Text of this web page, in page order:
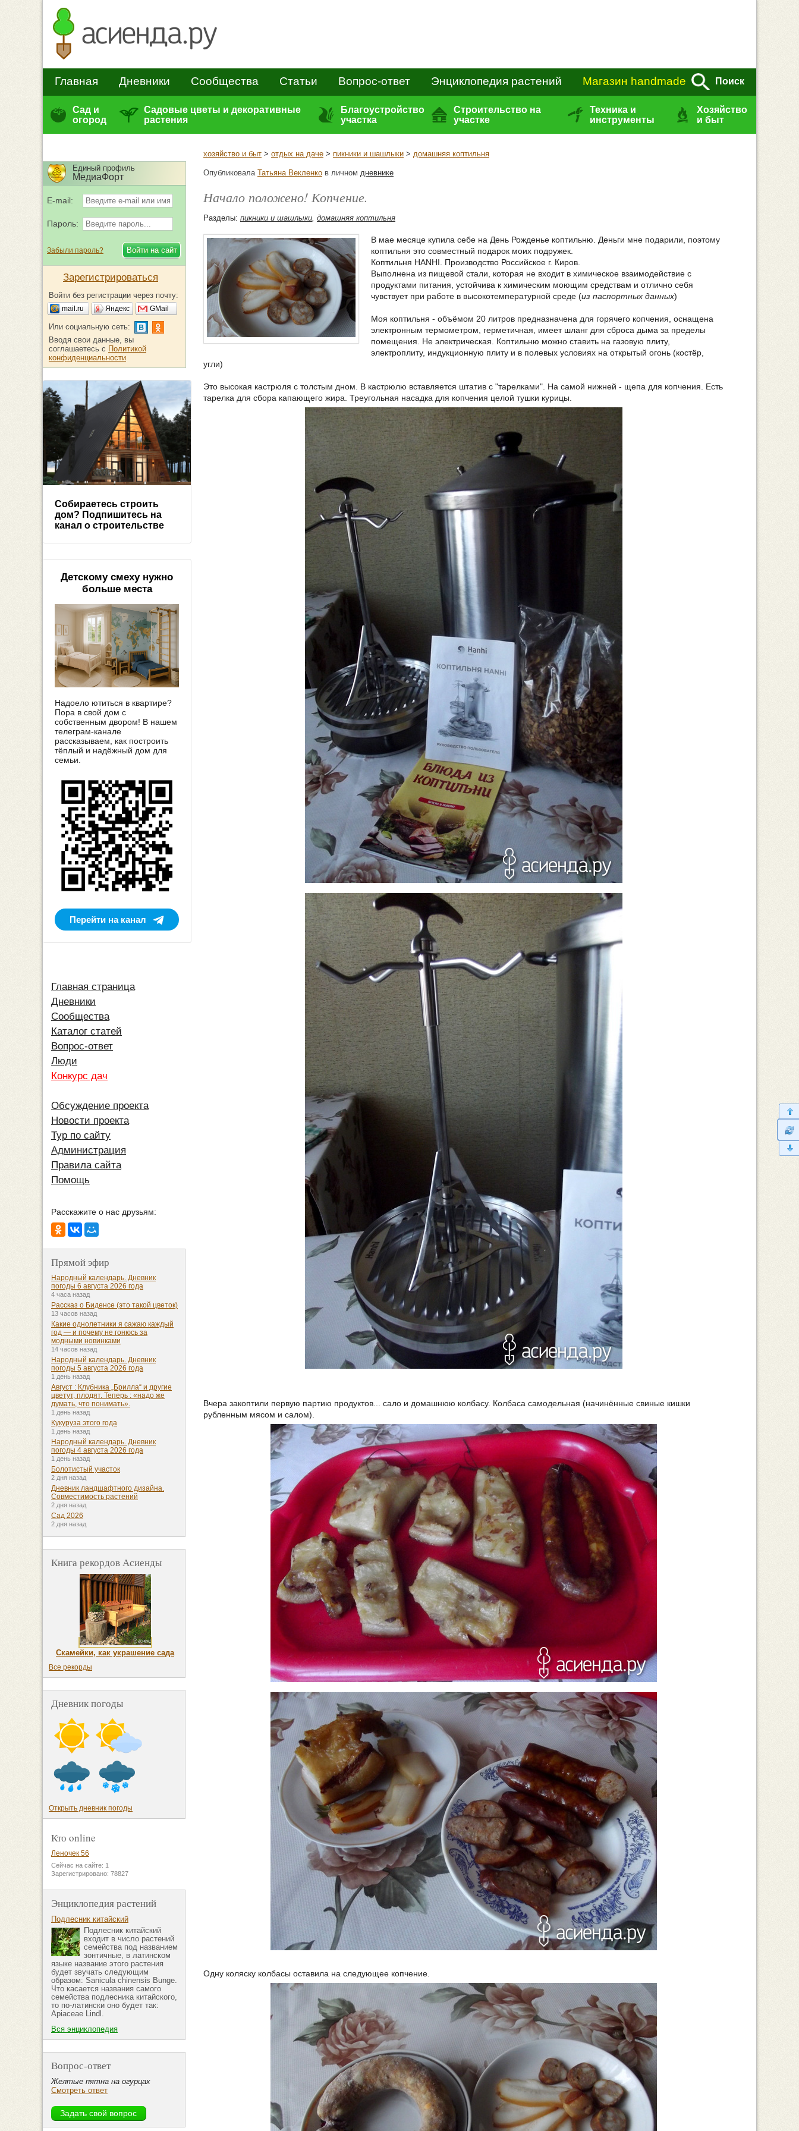
Главная Дневники Сообщества Статьи Вопрос-ответ Энциклопедия растений Магазин handmade Поиск
Сад и
огород
Садовые цветы и декоративные
растения
Благоустройство
участка
Строительство на
участке
Техника и
инструменты
Хозяйство
и быт
хозяйство и быт > отдых на даче > пикники и шашлыки > домашняя коптильня
Опубликовала Татьяна Векленко в личном дневнике
Начало положено! Копчение.
Разделы: пикники и шашлыки, домашняя коптильня
В мае месяце купила себе на День Рожденье коптильню. Деньги мне подарили, поэтому
коптильня это совместный подарок моих подружек.
Коптильня HANHI. Производство Российское г. Киров.
Выполнена из пищевой стали, которая не входит в химическое взаимодействие с
продуктами питания, устойчива к химическим моющим средствам и отлично себя
чувствует при работе в высокотемпературной среде (из паспортных данных)
Моя коптильня - объёмом 20 литров предназначена для горячего копчения, оснащена
электронным термометром, герметичная, имеет шланг для сброса дыма за пределы
помещения. Не электрическая. Коптильню можно ставить на газовую плиту,
электроплиту, индукционную плиту и в полевых условиях на открытый огонь (костёр,
угли)
Это высокая кастрюля с толстым дном. В кастрюлю вставляется штатив с "тарелками". На самой нижней - щепа для копчения. Есть
тарелка для сбора капающего жира. Треугольная насадка для копчения целой тушки курицы.
Вчера закоптили первую партию продуктов... сало и домашнюю колбасу. Колбаса самодельная (начинённые свиные кишки
рубленным мясом и салом).
Одну коляску колбасы оставила на следующее копчение.
Единый профиль
МедиаФорт
E-mail:
Пароль:
Забыли пароль?
Зарегистрироваться
Войти без регистрации через почту:
mail.ru Яндекс GMail
Или социальную сеть:
Вводя свои данные, вы
соглашаетесь с Политикой
конфиденциальности
Собираетесь строить
дом? Подпишитесь на
канал о строительстве
Детскому смеху нужно
больше места
Надоело ютиться в квартире?
Пора в свой дом с
собственным двором! В нашем
телеграм-канале
рассказываем, как построить
тёплый и надёжный дом для
семьи.
Перейти на канал
Главная страница
Дневники
Сообщества
Каталог статей
Вопрос-ответ
Люди
Конкурс дач
Обсуждение проекта
Новости проекта
Тур по сайту
Администрация
Правила сайта
Помощь
Расскажите о нас друзьям:
Прямой эфир
Народный календарь. Дневник
погоды 6 августа 2026 года
4 часа назад
Рассказ о Биденсе (это такой цветок)
13 часов назад
Какие однолетники я сажаю каждый
год — и почему не гонюсь за
модными новинками
14 часов назад
Народный календарь. Дневник
погоды 5 августа 2026 года
1 день назад
Август : Клубника „Брилла“ и другие
цветут, плодят. Теперь : «надо же
думать, что понимать».
1 день назад
Кукуруза этого года
1 день назад
Народный календарь. Дневник
погоды 4 августа 2026 года
1 день назад
Болотистый участок
2 дня назад
Дневник ландшафтного дизайна.
Совместимость растений
2 дня назад
Сад 2026
2 дня назад
Книга рекордов Асиенды
Скамейки, как украшение сада
Все рекорды
Дневник погоды
Открыть дневник погоды
Кто online
Леночек 56
Сейчас на сайте: 1
Зарегистрировано: 78827
Энциклопедия растений
Подлесник китайский
Подлесник китайский
входит в число растений
семейства под названием
зонтичные, в латинском
языке название этого растения
будет звучать следующим
образом: Sanicula chinensis Bunge.
Что касается названия самого
семейства подлесника китайского,
то по-латински оно будет так:
Apiaceae Lindl.
Вся энциклопедия
Вопрос-ответ
Желтые пятна на огурцах
Смотреть ответ